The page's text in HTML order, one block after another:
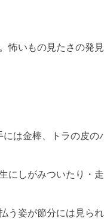
怖いもの見たさの発
は金棒、トラの皮の
にしがみついたり・
う姿が節分には見られ